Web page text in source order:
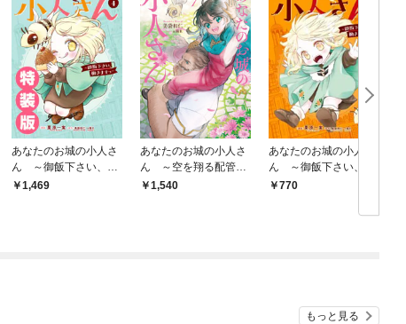
あなたのお城の小人さ
ん ～御飯下さい、働
きますっ～（コミッ
1,469
あなたのお城の小人さ
ん ～空を翔る配管工
～ 1巻
1,540
あなたのお城の小人さ
ん ～御飯下さい、働
きますっ～（コミッ
770
もっと見る